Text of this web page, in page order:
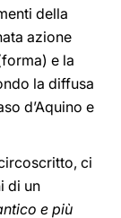
della
azione
e la
la diffusa
d’Aquino e
ci
di un
e più